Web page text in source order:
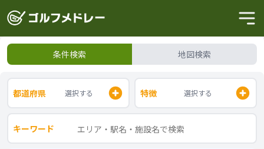
条件検索 地図検索
都道府県 選択する 特徴 選択する
キーワード